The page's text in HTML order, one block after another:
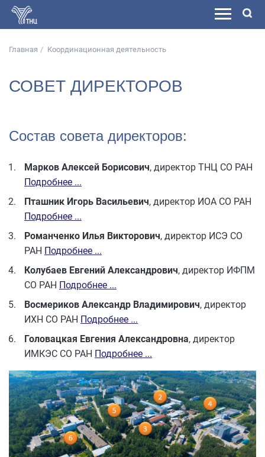
Главная Координационная деятельность
СОВЕТ ДИРЕКТОРОВ
Состав совета директоров:
Марков Алексей Борисович, директор ТНЦ СО РАН
Подробнее ...
Пташник Игорь Васильевич, директор ИОА СО РАН
Подробнее ...
Романченко Илья Викторович, директор ИСЭ СО
РАН Подробнее ...
Колубаев Евгений Александрович, директор ИФПМ
СО РАН Подробнее ...
Восмериков Александр Владимирович, директор
ИХН СО РАН Подробнее ...
Головацкая Евгения Александровна, директор
ИМКЭС СО РАН Подробнее ...